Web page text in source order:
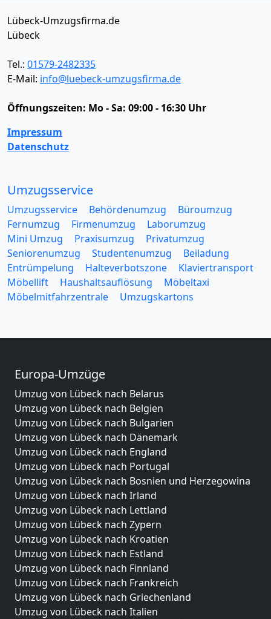
Lübeck-Umzugsfirma.de
Lübeck
Tel.: 01579-2482335
E-Mail: info@luebeck-umzugsfirma.de
Öffnungszeiten: Mo - Sa: 09:00 - 16:30 Uhr
Impressum
Datenschutz
Umzugsservice
Umzugsservice Behördenumzug
Büroumzug
Fernumzug
Firmenumzug
Laborumzug
Mini Umzug
Praxisumzug
Privatumzug
Seniorenumzug
Studentenumzug
Beiladung
Entrümpelung
Halteverbotszone
Klaviertransport
Möbellift
Haushaltsauflösung
Möbeltaxi
Möbelmitfahrzentrale
Umzugskartons
Europa-Umzüge
Umzug von Lübeck nach Belarus
Umzug von Lübeck nach Belgien
Umzug von Lübeck nach Bulgarien
Umzug von Lübeck nach Dänemark
Umzug von Lübeck nach England
Umzug von Lübeck nach Portugal
Umzug von Lübeck nach Bosnien und Herzegowina
Umzug von Lübeck nach Irland
Umzug von Lübeck nach Lettland
Umzug von Lübeck nach Zypern
Umzug von Lübeck nach Kroatien
Umzug von Lübeck nach Estland
Umzug von Lübeck nach Finnland
Umzug von Lübeck nach Frankreich
Umzug von Lübeck nach Griechenland
Umzug von Lübeck nach Italien